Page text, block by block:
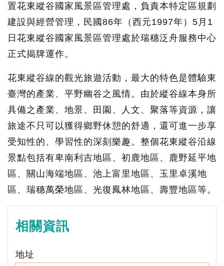
置花東縱谷國家風景區管理處，負責本特定區規劃
建設與經營管理，民國86年（西元1997年）5月1
日花東縱谷國家風景區管理處於瑞穗泛舟服務中心
正式揭牌運作。
花東縱谷線的觀光旅遊活動，最大的特色是體驗東
臺灣的產業、平野幽谷之風情。由於縱谷線本身所
具備之產業、地景、田園、人文、聚落等資源，讓
旅途不只可以獲得鄉野休憩的舒適，還可進一步享
受知性的、學習性的深刻樂趣。整個花東縱谷沿線
景點包括有卑南利吉地區、初鹿地區、鹿野延平地
區、關山海端地區、池上富里地區、玉里卓溪地
區、瑞穗萬榮地區、光復鳳林地區、壽豐地區等。
相關資訊
地址